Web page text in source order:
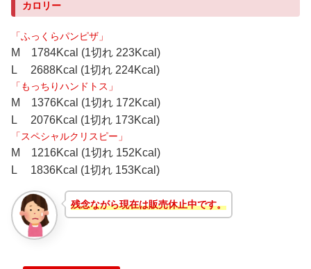
カロリー
「ふっくらパンピザ」
M 1784Kcal (1切れ 223Kcal)
L 2688Kcal (1切れ 224Kcal)
「もっちりハンドトス」
M 1376Kcal (1切れ 172Kcal)
L 2076Kcal (1切れ 173Kcal)
「スペシャルクリスピー」
M 1216Kcal (1切れ 152Kcal)
L 1836Kcal (1切れ 153Kcal)
残念ながら現在は販売休止中です。